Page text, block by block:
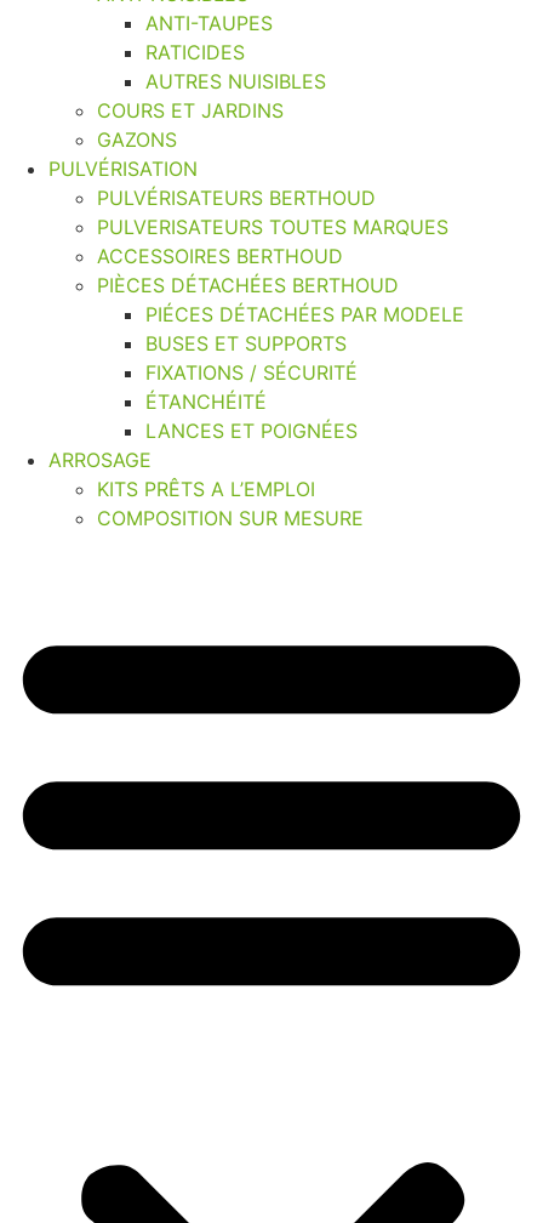
ANTI-TAUPES
RATICIDES
AUTRES NUISIBLES
COURS ET JARDINS
GAZONS
PULVÉRISATION
PULVÉRISATEURS BERTHOUD
PULVERISATEURS TOUTES MARQUES
ACCESSOIRES BERTHOUD
PIÈCES DÉTACHÉES BERTHOUD
PIÉCES DÉTACHÉES PAR MODELE
BUSES ET SUPPORTS
FIXATIONS / SÉCURITÉ
ÉTANCHÉITÉ
LANCES ET POIGNÉES
ARROSAGE
KITS PRÊTS A L’EMPLOI
COMPOSITION SUR MESURE